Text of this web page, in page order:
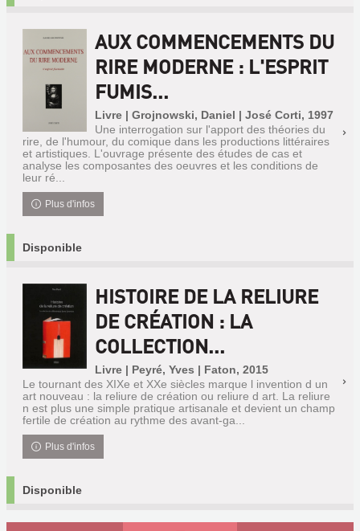
AUX COMMENCEMENTS DU
RIRE MODERNE : L'ESPRIT
FUMIS...
Livre | Grojnowski, Daniel | José Corti, 1997
Une interrogation sur l'apport des théories du
rire, de l'humour, du comique dans les productions littéraires
et artistiques. L'ouvrage présente des études de cas et
analyse les composantes des oeuvres et les conditions de
leur ré...
Plus d'infos
Disponible
HISTOIRE DE LA RELIURE
DE CRÉATION : LA
COLLECTION...
Livre | Peyré, Yves | Faton, 2015
Le tournant des XIXe et XXe siècles marque l invention d un
art nouveau : la reliure de création ou reliure d art. La reliure
n est plus une simple pratique artisanale et devient un champ
fertile de création au rythme des avant-ga...
Plus d'infos
Disponible